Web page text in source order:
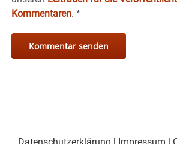
Kommentaren. *